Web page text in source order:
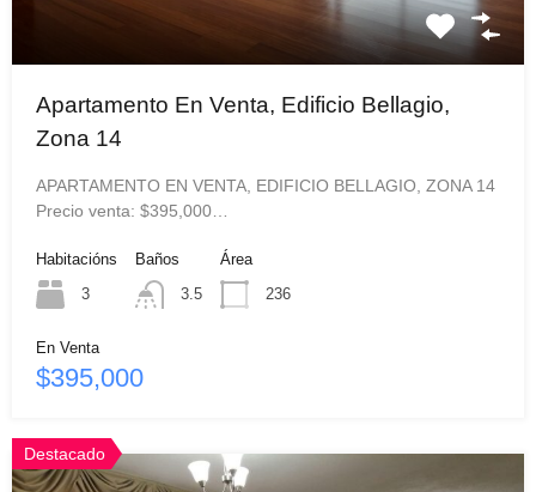
Apartamento En Venta, Edificio Bellagio,
Zona 14
APARTAMENTO EN VENTA, EDIFICIO BELLAGIO, ZONA 14
Precio venta: $395,000…
Habitacións
3
Baños
3.5
Área
236
En Venta
$395,000
Destacado